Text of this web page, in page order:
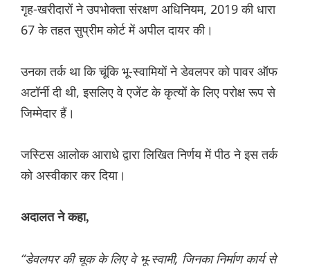
गृह-खरीदारों ने उपभोक्ता संरक्षण अधिनियम, 2019 की धारा
67 के तहत सुप्रीम कोर्ट में अपील दायर की।
उनका तर्क था कि चूंकि भू-स्वामियों ने डेवलपर को पावर ऑफ
अटॉर्नी दी थी, इसलिए वे एजेंट के कृत्यों के लिए परोक्ष रूप से
जिम्मेदार हैं।
जस्टिस आलोक आराधे द्वारा लिखित निर्णय में पीठ ने इस तर्क
को अस्वीकार कर दिया।
अदालत ने कहा,
“डेवलपर की चूक के लिए वे भू-स्वामी, जिनका निर्माण कार्य से